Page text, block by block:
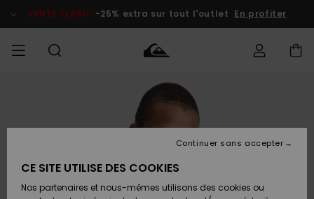
l'information
le
VENTE FLASH -25% extra sur tout l'outlet En profiter
Vêtements
Accessoires
Chaussures
Vêtements
Accessoires
Chaussures
FEMME
Nouveautés
A
Surf Shop
Homme
Enfant
Shop
Homme
Snow
Shop
Outlet
Homme
Enfant
français
Nederlands
Accéder à
commande
Retours
CE SITE UTILISE DES COOKIES
Nos partenaires et nous-mêmes utilisons des cookies ou
Continuer sans accepter